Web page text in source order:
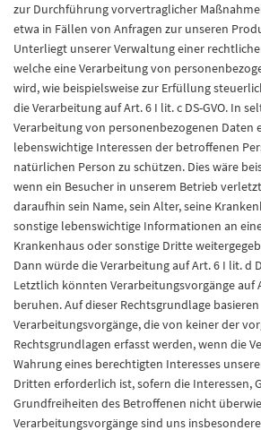
zur Durchführung vorvertraglicher
etwa in Fällen von Anfragen zur unseren
Unterliegt unserer Verwaltung einer
welche eine Verarbeitung von
wird, wie beispielsweise zur Erfüllung
die Verarbeitung auf Art. 6 I lit. c DS-GVO. In
Verarbeitung von personenbezogenen Daten
lebenswichtige Interessen der betroffenen
natürlichen Person zu schützen. Dies wäre
wenn ein Besucher in unserem Betrieb
daraufhin sein Name, sein Alter, seine
sonstige lebenswichtige Informationen an
Krankenhaus oder sonstige Dritte
Dann würde die Verarbeitung auf Art. 6 I lit. d
Letztlich könnten Verarbeitungsvorgänge auf
beruhen. Auf dieser Rechtsgrundlage basieren
Verarbeitungsvorgänge, die von keiner der
Rechtsgrundlagen erfasst werden, wenn die
Wahrung eines berechtigten Interesses
Dritten erforderlich ist, sofern die Interessen,
Grundfreiheiten des Betroffenen nicht
Verarbeitungsvorgänge sind uns